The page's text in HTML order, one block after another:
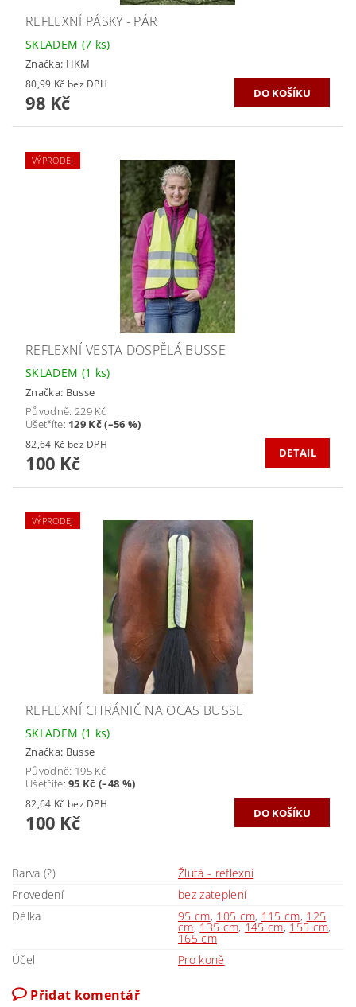
REFLEXNÍ PÁSKY - PÁR
SKLADEM (7 ks)
Značka: HKM
80,99 Kč bez DPH
98 Kč
VÝPRODEJ
REFLEXNÍ VESTA DOSPĚLÁ BUSSE
SKLADEM (1 ks)
Značka: Busse
Původně: 229 Kč
Ušetříte: 129 Kč (–56 %)
82,64 Kč bez DPH
100 Kč DETAIL
VÝPRODEJ
REFLEXNÍ CHRÁNIČ NA OCAS BUSSE
SKLADEM (1 ks)
Značka: Busse
Původně: 195 Kč
Ušetříte:95 Kč (–48 %)
82,64 Kč bez DPH
100 Kč
Barva (?)
Žlutá - reflexní
Provedení
bez zateplení
Délka
95 cm, 105 cm, 115 cm, 125
cm, 135 cm, 145 cm, 155 cm,
165 cm
Účel
Pro koně
Přidat komentář